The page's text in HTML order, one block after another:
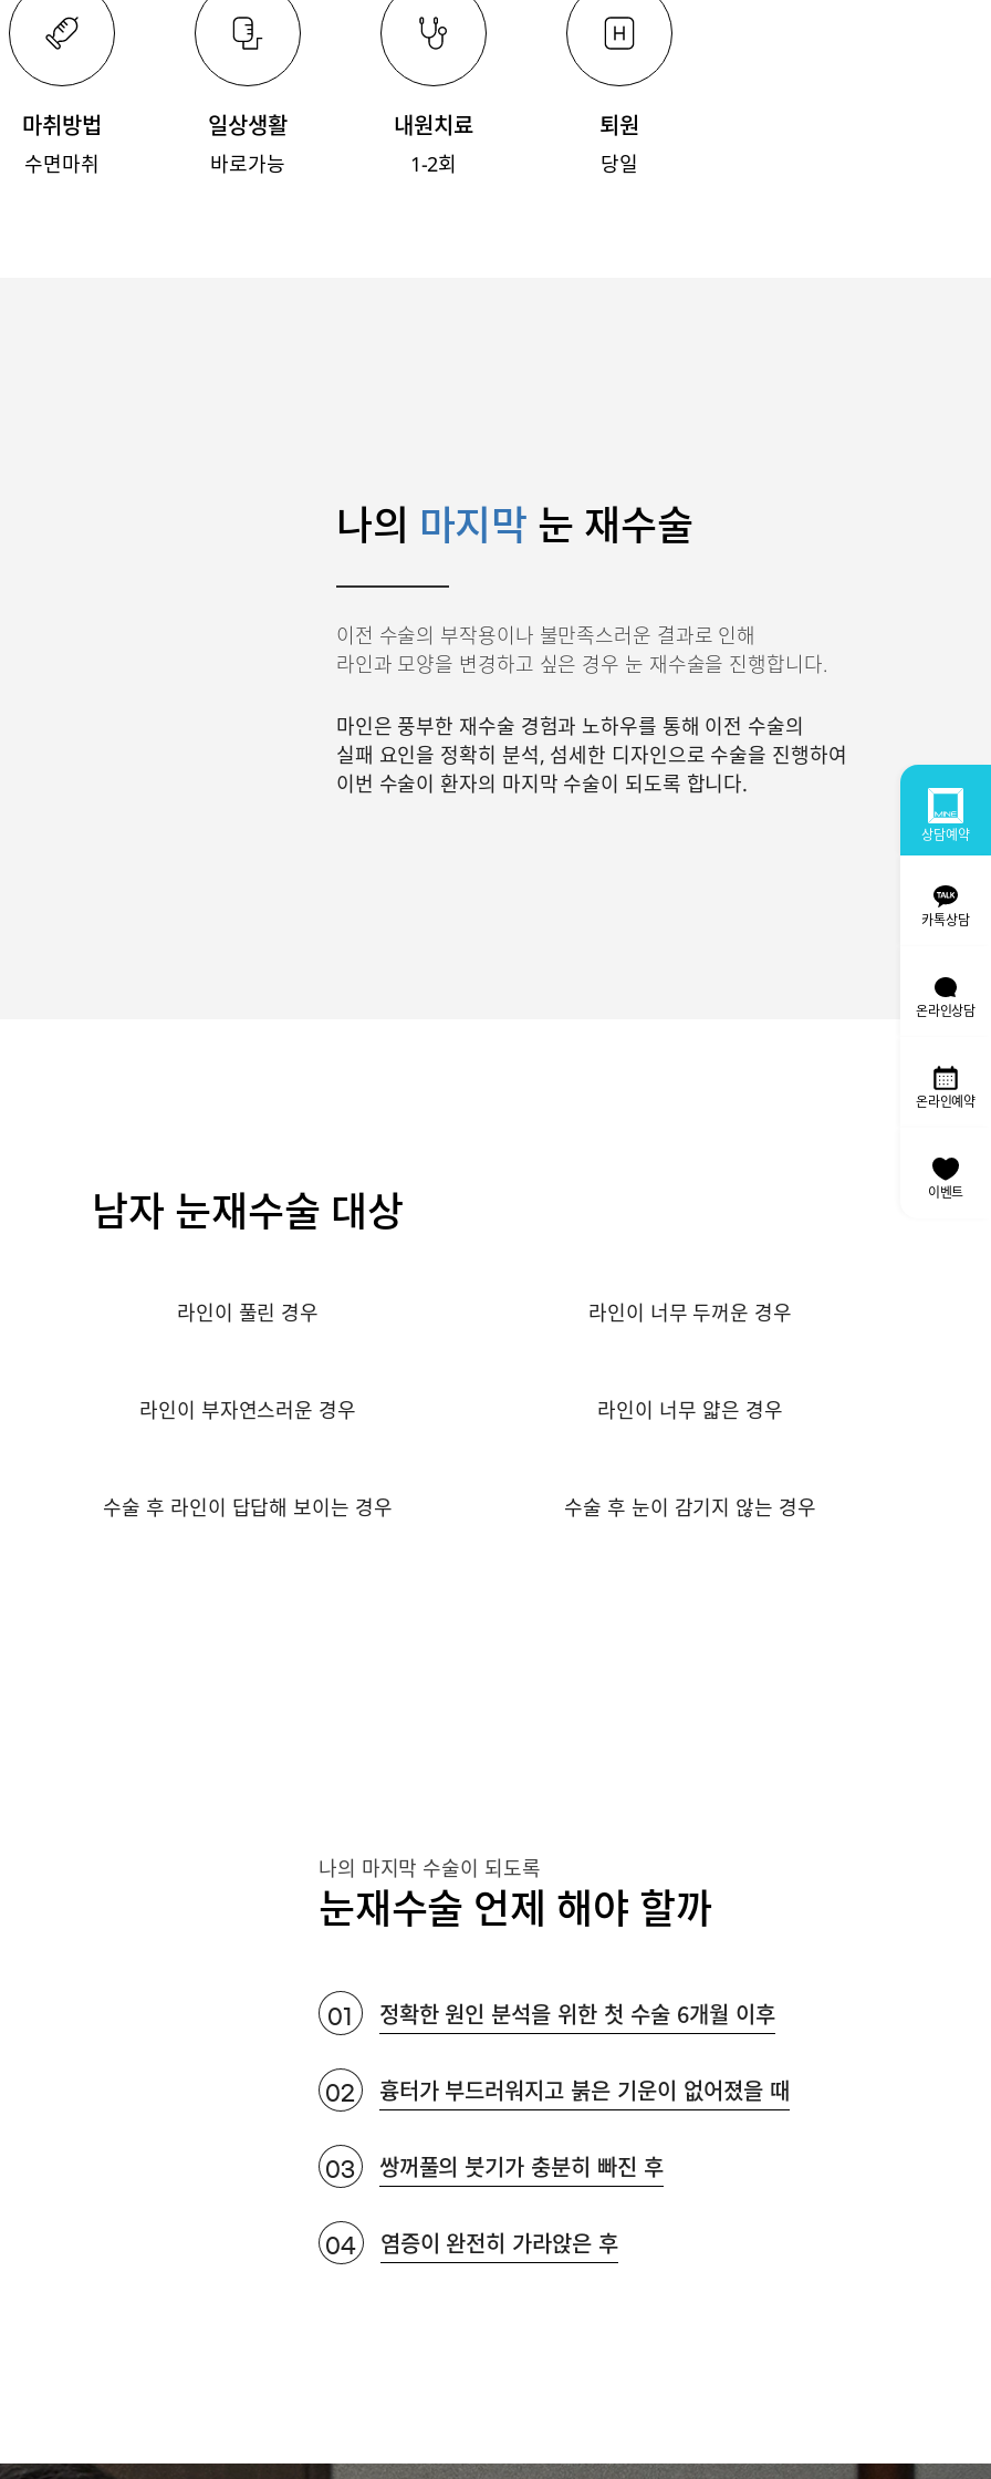
상담예약
카톡상담
온라인상담
온라인예약
이벤트
마취방법
수면마취
일상생활
바로가능
내원치료
1-2회
퇴원
당일
나의 마지막 눈 재수술
이전 수술의 부작용이나 불만족스러운 결과로 인해
라인과 모양을 변경하고 싶은 경우 눈 재수술을 진행합니다.
마인은 풍부한 재수술 경험과 노하우를 통해 이전 수술의
실패 요인을 정확히 분석, 섬세한 디자인으로 수술을 진행하여
이번 수술이 환자의 마지막 수술이 되도록 합니다.
남자 눈재수술 대상
라인이 풀린 경우 라인이 너무 두꺼운 경우
라인이 부자연스러운 경우 라인이 너무 얇은 경우
수술 후 라인이 답답해 보이는 경우 수술 후 눈이 감기지 않는 경우
나의 마지막 수술이 되도록
눈재수술 언제 해야 할까
01 정확한 원인 분석을 위한 첫 수술 6개월 이후
02 흉터가 부드러워지고 붉은 기운이 없어졌을 때
03 쌍꺼풀의 붓기가 충분히 빠진 후
04 염증이 완전히 가라앉은 후